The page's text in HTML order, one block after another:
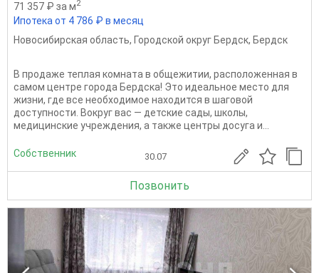
71 357 ₽ за м2
Ипотека от 4 786 ₽ в месяц
Новосибирская область, Городской округ Бердск, Бердск
В продаже теплая комната в общежитии, расположенная в
самом центре города Бердска! Это идеальное место для
жизни, где все необходимое находится в шаговой
доступности. Вокруг вас — детские сады, школы,
медицинские учреждения, а также центры досуга и...
Собственник 30.07
Позвонить